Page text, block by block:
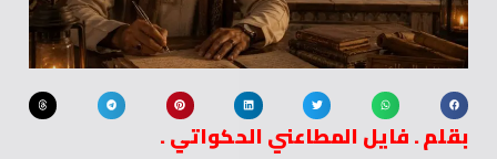
بقلم . فايل المطاعني الحكواتي .